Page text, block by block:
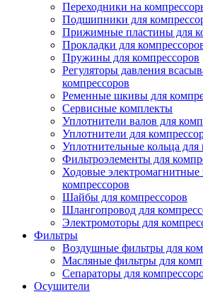
Переходники на
Подшипники для
Прижимные пластины для
Прокладки для
Пружины для компрессоров
Регуляторы давления
компрессоров
Ременные шкивы для
Сервисные комплекты
Уплотнители валов для
Уплотнители для
Уплотнительные кольца для
Фильтроэлементы для
Ходовые электромагнитные
компрессоров
Шайбы для компрессоров
Шлангопровод для
Электромоторы для
Фильтры
Воздушные фильтры для
Масляные фильтры для
Сепараторы для
Осушители